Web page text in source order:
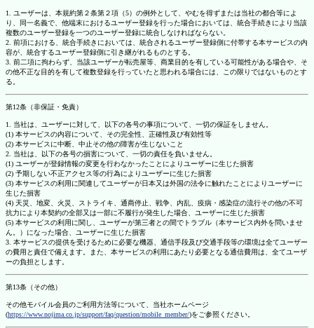
1. ユーザーは、本規約第２条第２項（5）の例外として、やむを得ずまたは当社の都合等によ
り、同一名義で、他端末におけるユーザー登録を行った場合においては、統合手続きにより当該
複数のユーザー登録を一つのユーザー登録に統合しなければならない。
2. 前項における、統合手続きにおいては、統合されるユーザー登録側に付帯する本サービスの内
容が、統合するユーザー登録側に引き継がれるものとする。
3. 前二項に拘わらず、当該ユーザーが転売屋等、商業目的を有している可能性がある場合や、そ
の他不正な目的を有して複数登録を行っていたと思われる場合には、この限りではないものとす
る。
第12条（非保証・免責）
1. 当社は、ユーザーに対して、以下の各号の事項について、一切の保証をしません。
(1) 本サービスの内容について、その完全性、正確性及び有効性等
(2) 本サービスに中断、中止その他の障害が生じないこと
2. 当社は、以下の各号の損害について、一切の責任を負いません。
(1) ユーザーが登録情報の変更を行わなかったことによりユーザーに生じた損害
(2) 予期しない不正アクセス等の行為によりユーザーに生じた損害
(3) 本サービスの利用に関連してユーザーが日本又は外国の法令に触れたことによりユーザーに
生じた損害
(4) 天災、地変、火災、ストライキ、通商停止、戦争、内乱、疫病・感染症の流行その他の不可
抗力により本契約の全部又は一部に不履行が発生した場合、ユーザーに生じた損害
(5) 本サービスの利用に関し、ユーザーが第三者との間でトラブル（本サービス内外を問いませ
ん。）になった場合、ユーザーに生じた損害
3. 本サービスの提供を受けるために必要な機器、通信手段及び交通手段等の環境は全てユーザー
の費用と責任で備えます。また、本サービスの利用にあたり必要となる通信費用は、全てユーザ
ーの負担とします。
第13条（その他）
その他モバイル会員のご利用方法等について、当社ホームページ
(https://www.nojima.co.jp/support/faq/question/mobile_member/)をご参照ください。